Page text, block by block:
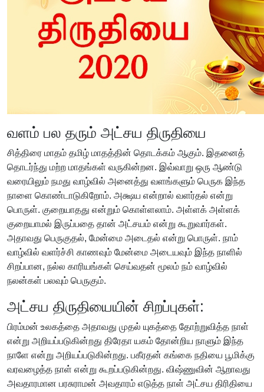
வளம் பல தரும் அட்சய திருதியை
சித்திரை மாதம் தமிழ் மாதத்தின் தொடக்கம் ஆகும். இதனைத்
தொடர்ந்து மற்ற மாதங்கள் வருகின்றன. இவ்வாறு ஒரு ஆண்டு
வரையிலும் நமது வாழ்வில் அனைத்து வளங்களும் பெருக இந்த
நாளை கொண்டாடுகிறோம். அக்ஷய என்றால் வளர்தல் என்று
பொருள். குறையாதது என்றும் கொள்ளலாம். அள்ளக் அள்ளக்
குறையாமல் இருப்பதை தான் அட்சயம் என்று கூறுவார்கள்.
அதாவது பெருகுதல், மேன்மை அடைதல் என்று பொருள். நாம்
வாழ்வில் வளர்ச்சி காணவும் மேன்மை அடையவும் இந்த நாளில்
சிறப்பான, நல்ல காரியங்கள் செய்வதன் மூலம் நம் வாழ்வில்
நலன்கள் பலவும் பெருகும்.
அட்சய திருதியையின் சிறப்புகள்:
பிரம்மன் உலகத்தை அதாவது முதல் யுகத்தை தோற்றுவித்த நாள்
என்று அறியப்படுகின்றது திரேதா யகம் தோன்றிய நாளும் இந்த
நாளே என்று அறியப்படுகின்றது. பகீரதன் கங்கை நதியை பூமிக்கு
வரவழைத்த நாள் என்று கூறப்படுகின்றது. விஷ்ணுவின் ஆறாவது
அவதாரமான பரசுராமன் அவதாரம் எடுத்த நாள் அட்சய திரிதியை